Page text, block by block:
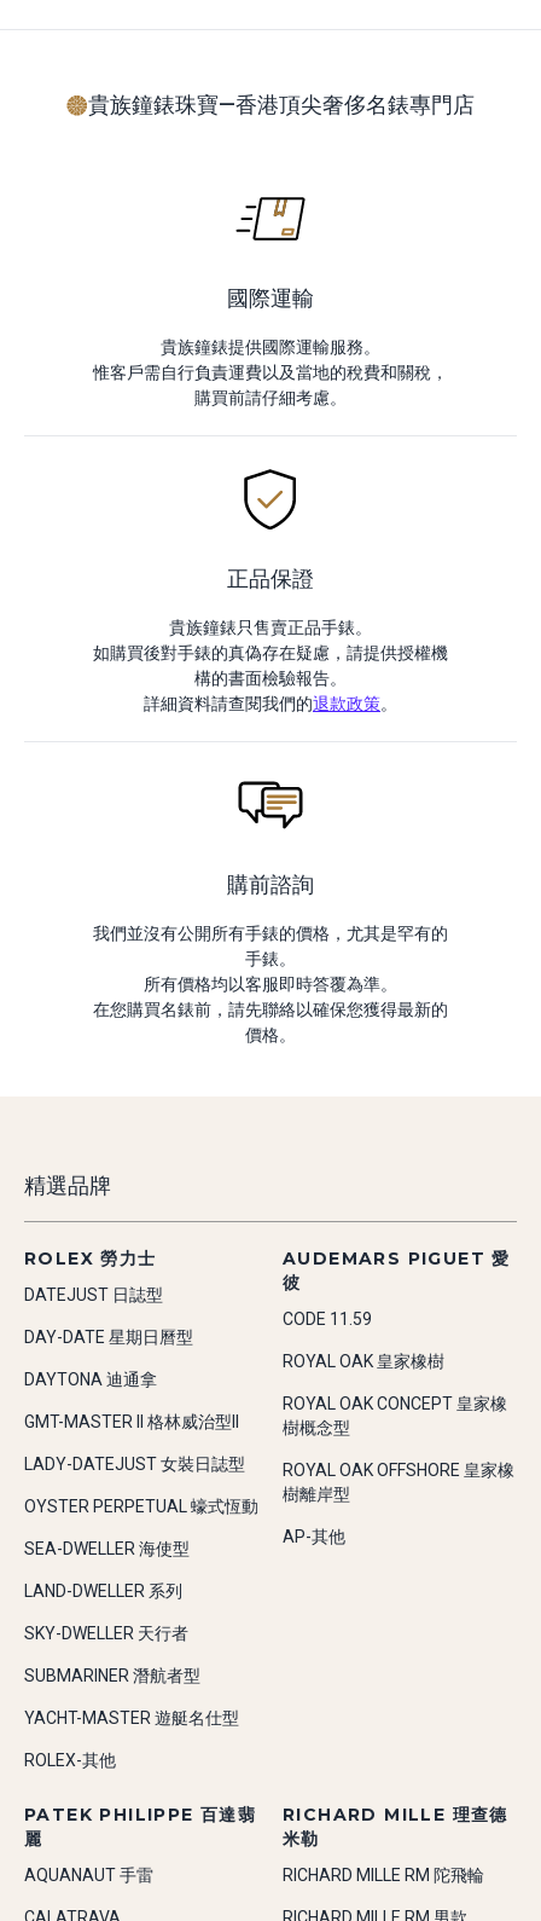
貴族鐘錶珠寶—香港頂尖奢侈名錶專門店
國際運輸
貴族鐘錶提供國際運輸服務。
惟客戶需自行負責運費以及當地的稅費和關稅，
購買前請仔細考慮。
正品保證
貴族鐘錶只售賣正品手錶。
如購買後對手錶的真偽存在疑慮，請提供授權機
構的書面檢驗報告。
詳細資料請查閱我們的退款政策。
購前諮詢
我們並沒有公開所有手錶的價格，尤其是罕有的
手錶。
所有價格均以客服即時答覆為準。
在您購買名錶前，請先聯絡以確保您獲得最新的
價格。
精選品牌
ROLEX 勞力士
DATEJUST 日誌型
DAY-DATE 星期日曆型
DAYTONA 迪通拿
GMT-MASTER II 格林威治型II
LADY-DATEJUST 女裝日誌型
OYSTER PERPETUAL 蠔式恆動
SEA-DWELLER 海使型
LAND-DWELLER 系列
SKY-DWELLER 天行者
SUBMARINER 潛航者型
YACHT-MASTER 遊艇名仕型
ROLEX-其他
AUDEMARS PIGUET 愛
彼
CODE 11.59
ROYAL OAK 皇家橡樹
ROYAL OAK CONCEPT 皇家橡
樹概念型
ROYAL OAK OFFSHORE 皇家橡
樹離岸型
AP-其他
PATEK PHILIPPE 百達翡
麗
AQUANAUT 手雷
RICHARD MILLE 理查德
米勒
RICHARD MILLE RM 陀飛輪